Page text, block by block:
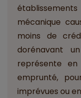
mécanique
moins de
dorénavant
représente
emprunté,
imprévues ou